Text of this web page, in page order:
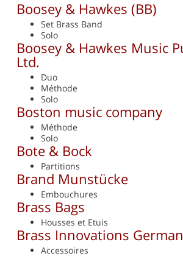
Boosey & Hawkes (BB)
Set Brass Band
Solo
Boosey & Hawkes Music
Ltd.
Duo
Méthode
Solo
Boston music company
Méthode
Solo
Bote & Bock
Partitions
Brand Munstücke
Embouchures
Brass Bags
Housses et Etuis
Brass Innovations
Accessoires